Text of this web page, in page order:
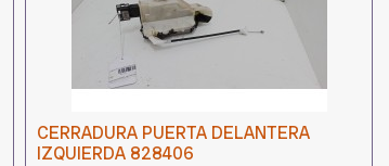
CERRADURA PUERTA DELANTERA
IZQUIERDA 828406